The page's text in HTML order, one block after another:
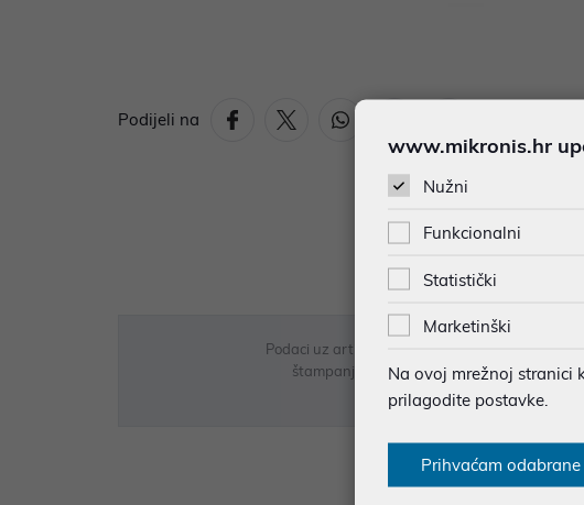
Podijeli na
Podaci uz artikle su prezentirani u dobroj
štampanja te promjene u dostupnosti i
eventualne
www.mikronis.hr
Nužni
Funkcionalni
Statistički
Marketinški
Na ovoj mrežnoj stranici
prilagodite postavke.
Prihvaćam odabrane